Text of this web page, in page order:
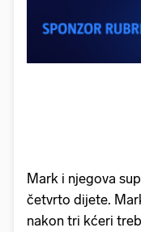
Mark i njegova
četvrto dijete.
nakon tri kćeri